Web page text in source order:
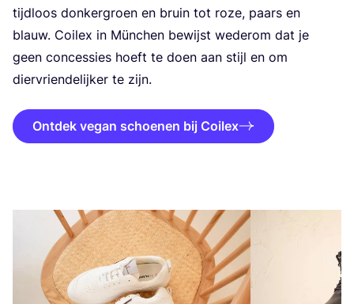
tijd­loos don­ker­groen en bruin tot roze, paars en
blauw. Coi­lex in Mün­chen bewijst weder­om dat je
geen con­ces­sies hoeft te doen aan stijl en om
dier­vrien­de­lij­ker te zijn.
Ontdek vegan schoenen bij Coilex